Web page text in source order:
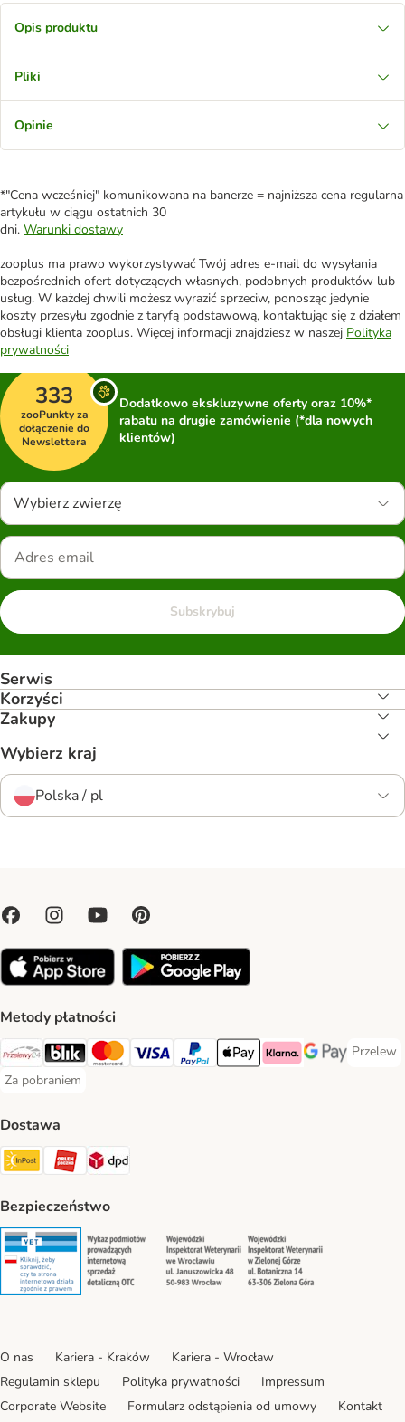
Opis produktu
Pliki
Opinie
*"Cena wcześniej" komunikowana na banerze = najniższa cena regularna
artykułu w ciągu ostatnich 30
dni. Warunki dostawy
zooplus ma prawo wykorzystywać Twój adres e-mail do wysyłania
bezpośrednich ofert dotyczących własnych, podobnych produktów lub
usług. W każdej chwili możesz wyrazić sprzeciw, ponosząc jedynie
koszty przesyłu zgodnie z taryfą podstawową, kontaktując się z działem
obsługi klienta zooplus. Więcej informacji znajdziesz w naszej Polityka
prywatności
333
zooPunkty za
dołączenie do
Newslettera
Dodatkowo ekskluzywne oferty oraz 10%*
rabatu na drugie zamówienie (*dla nowych
klientów)
Wybierz zwierzę
Subskrybuj
Serwis
Korzyści
Zakupy
Wybierz kraj
Polska / pl
Metody płatności
Przelewy24 Payment Method
Blik Payment Method
MasterCard Payment Method
Visa Payment Method
PayPal Payment Method
Apple Pay Payment Method
Klarna Payment Method
Google Pay
Przelew
Przelew
Za pobraniem
Za pobraniem Payment Method
Dostawa
Paczkomat® Shipping Method
ORLEN Paczka Shipping Method
DPD Shipping Method
Bezpieczeństwo
Security Security Security
O nas Kariera - Kraków
Kariera - Wrocław
Regulamin sklepu
Polityka prywatności
Impressum
Corporate Website
Formularz odstąpienia od umowy
Kontakt